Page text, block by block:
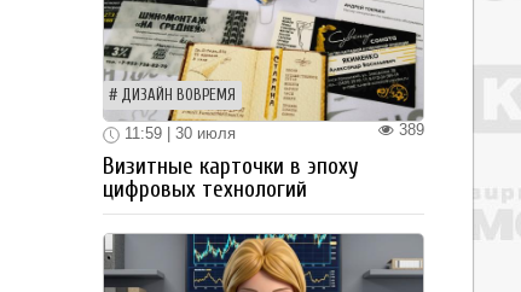
ДИЗАЙН ВОВРЕМЯ
389
11:59 | 30 июля
Визитные карточки в эпоху
цифровых технологий